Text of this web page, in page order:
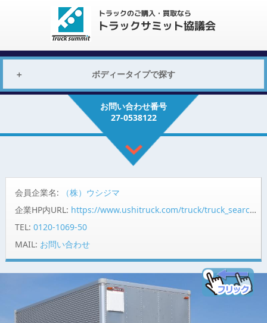
ボディータイプで探す
お問い合わせ番号
27-0538122
会員企業名:
（株）ウシジマ
企業HP内URL: https://www.ushitruck.com/truck/truck_search/detail?vehicle=17941
TEL: 0120-1069-50
MAIL: お問い合わせ